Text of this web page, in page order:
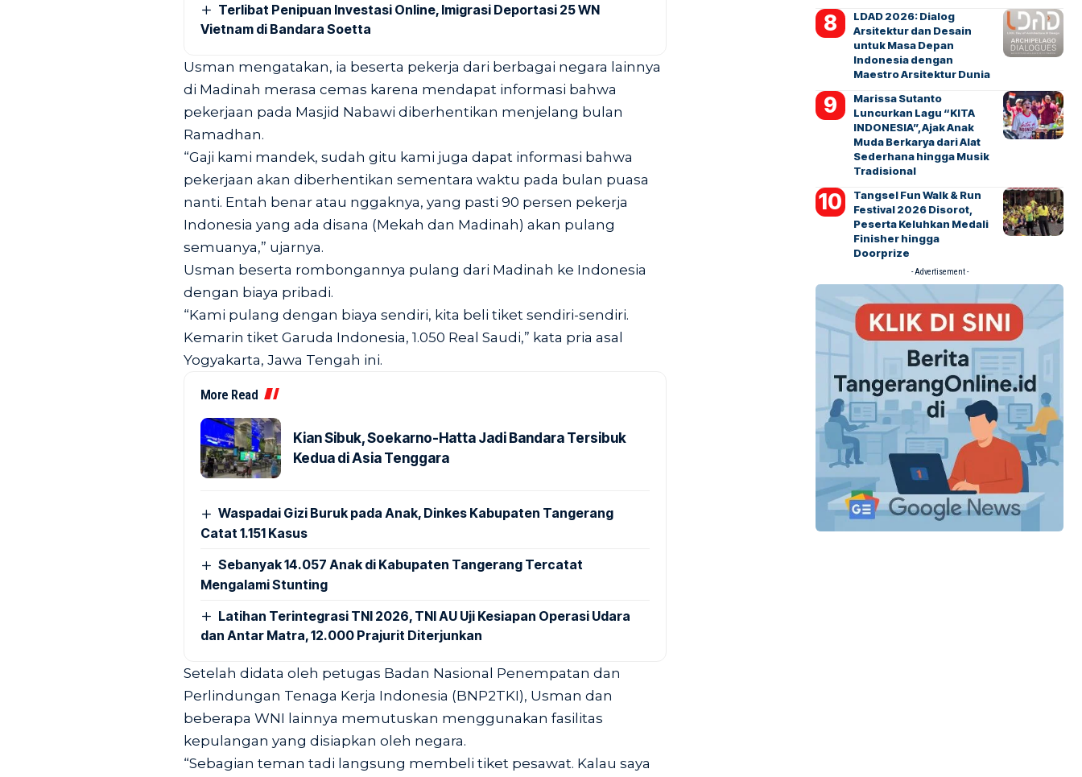
Terlibat Penipuan Investasi Online, Imigrasi Deportasi 25 WN
Vietnam di Bandara Soetta
Usman mengatakan, ia beserta pekerja dari berbagai negara lainnya
di Madinah merasa cemas karena mendapat informasi bahwa
pekerjaan pada Masjid Nabawi diberhentikan menjelang bulan
Ramadhan.
“Gaji kami mandek, sudah gitu kami juga dapat informasi bahwa
pekerjaan akan diberhentikan sementara waktu pada bulan puasa
nanti. Entah benar atau nggaknya, yang pasti 90 persen pekerja
Indonesia yang ada disana (Mekah dan Madinah) akan pulang
semuanya,” ujarnya.
Usman beserta rombongannya pulang dari Madinah ke Indonesia
dengan biaya pribadi.
“Kami pulang dengan biaya sendiri, kita beli tiket sendiri-sendiri.
Kemarin tiket Garuda Indonesia, 1.050 Real Saudi,” kata pria asal
Yogyakarta, Jawa Tengah ini.
More Read
Kian Sibuk, Soekarno-Hatta Jadi Bandara Tersibuk
Kedua di Asia Tenggara
Waspadai Gizi Buruk pada Anak, Dinkes Kabupaten Tangerang
Catat 1.151 Kasus
Sebanyak 14.057 Anak di Kabupaten Tangerang Tercatat
Mengalami Stunting
Latihan Terintegrasi TNI 2026, TNI AU Uji Kesiapan Operasi Udara
dan Antar Matra, 12.000 Prajurit Diterjunkan
Setelah didata oleh petugas Badan Nasional Penempatan dan
Perlindungan Tenaga Kerja Indonesia (BNP2TKI), Usman dan
beberapa WNI lainnya memutuskan menggunakan fasilitas
kepulangan yang disiapkan oleh negara.
“Sebagian teman tadi langsung membeli tiket pesawat. Kalau saya
LDAD 2026: Dialog
Arsitektur dan Desain
untuk Masa Depan
Indonesia dengan
Maestro Arsitektur Dunia
Marissa Sutanto
Luncurkan Lagu “KITA
INDONESIA”, Ajak Anak
Muda Berkarya dari Alat
Sederhana hingga Musik
Tradisional
Tangsel Fun Walk & Run
Festival 2026 Disorot,
Peserta Keluhkan Medali
Finisher hingga
Doorprize
- Advertisement -